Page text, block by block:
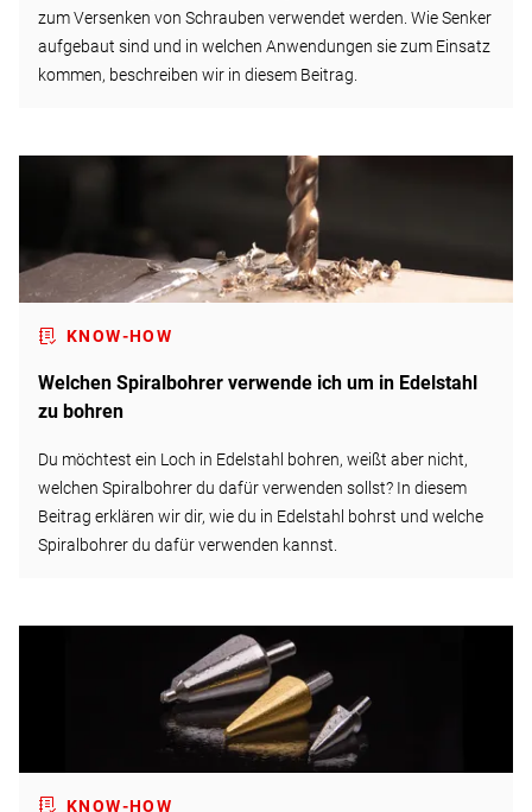
zum Versenken von Schrauben verwendet werden. Wie Senker
aufgebaut sind und in welchen Anwendungen sie zum Einsatz
kommen, beschreiben wir in diesem Beitrag.
KNOW-HOW
Welchen Spiralbohrer verwende ich um in Edelstahl
zu bohren
Du möchtest ein Loch in Edelstahl bohren, weißt aber nicht,
welchen Spiralbohrer du dafür verwenden sollst? In diesem
Beitrag erklären wir dir, wie du in Edelstahl bohrst und welche
Spiralbohrer du dafür verwenden kannst.
KNOW-HOW